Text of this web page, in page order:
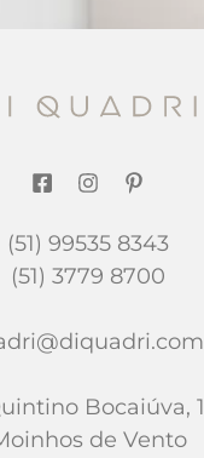
(51) 99535 8343
(51) 3779 8700
Bocaiúva,
de Vento